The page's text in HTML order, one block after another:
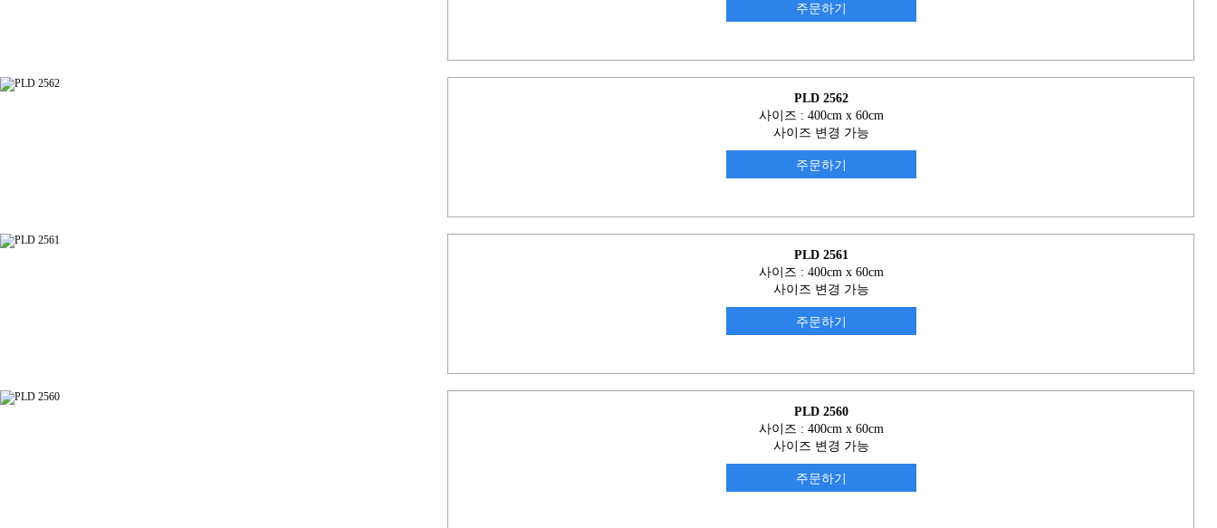
주문하기
PLD 2562
사이즈 : 400cm x 60cm
사이즈 변경 가능
주문하기
PLD 2561
사이즈 : 400cm x 60cm
사이즈 변경 가능
주문하기
PLD 2560
사이즈 : 400cm x 60cm
사이즈 변경 가능
주문하기